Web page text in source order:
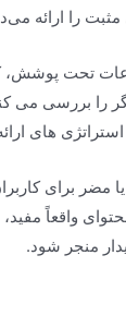
را ارائه
تحت پوشش،
را بررسی می
های
یا مضر برای
واقعاً مفید،
منجر شود.